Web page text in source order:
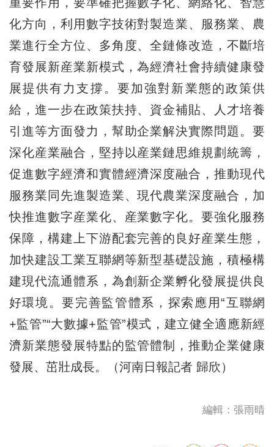
化方向，利用數字技術對製造業、服務業、農
業進行全方位、多角度、全鏈條改造，不斷培
育發展新産業新模式，為經濟社會持續健康發
展提供有力支撐。要加強對新業態的政策供
給，進一步在政策扶持、資金補貼、人才培養
引進等方面發力，幫助企業解決實際問題。要
深化産業融合，堅持以産業鏈思維規劃統籌，
促進數字經濟和實體經濟深度融合，推動現代
服務業同先進製造業、現代農業深度融合，加
快推進數字産業化、産業數字化。要強化服務
保障，構建上下游配套完善的良好産業生態，
加快建設工業互聯網等新型基礎設施，積極構
建現代流通體系，為創新企業孵化發展提供良
好環境。要完善監管體系，探索應用“互聯網
+監管”“大數據+監管”模式，建立健全適應新經
濟新業態發展特點的監管體制，推動企業健康
發展、茁壯成長。（河南日報記者 歸欣）
編輯：張雨晴